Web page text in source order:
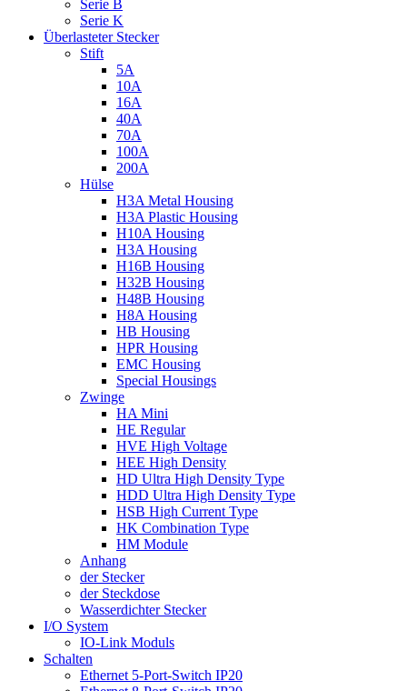
Serie B
Serie K
Überlasteter Stecker
Stift
5A
10A
16A
40A
70A
100A
200A
Hülse
H3A Metal Housing
H3A Plastic Housing
H10A Housing
H3A Housing
H16B Housing
H32B Housing
H48B Housing
H8A Housing
HB Housing
HPR Housing
EMC Housing
Special Housings
Zwinge
HA Mini
HE Regular
HVE High Voltage
HEE High Density
HD Ultra High Density Type
HDD Ultra High Density Type
HSB High Current Type
HK Combination Type
HM Module
Anhang
​der Stecker
der Steckdose
Wasserdichter Stecker
I/O System
IO-Link Moduls
Schalten
Ethernet 5-Port-Switch IP20